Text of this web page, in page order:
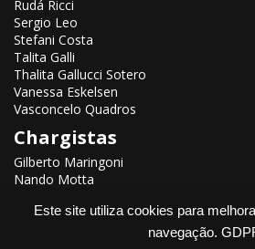
Este site utiliza cookies para
navegação.
Rudá Ricci
Sergio Leo
Stefani Costa
Talita Galli
Thalita Gallucci Sotero
Vanessa Eskelsen
Vasconcelo Quadros
Chargistas
Gilberto Maringoni
Nando Motta